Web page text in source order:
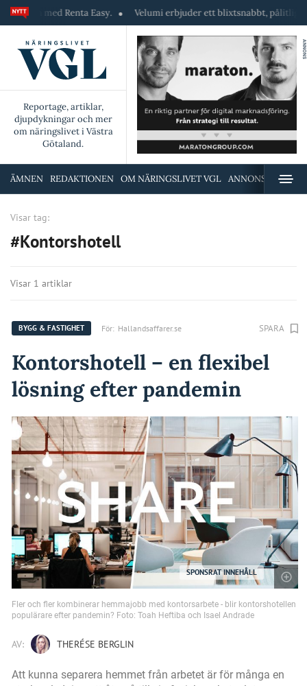
med Renta Easy. Velumi erbjuder ett blixtsnabbt, pålitligt &
Reportage, artiklar,
djupdykningar och mer
om näringslivet i Västra
Götaland.
ANNONS
ÄMNEN REDAKTIONEN OM NÄRINGSLIVET VGL ANNONSERA
Visar tag:
#Kontorshotell
Visar 1 artiklar
BYGG & FASTIGHET För: Hallandsaffarer.se SPARA
Kontorshotell – en flexibel
lösning efter pandemin
SPONSRAT INNEHÅLL
Fler och fler kombinerar hemmajobb med kontorsarbete - blir kontorshotellen
populärare efter pandemin? Foto: Toah Heftiba och Isael Andrade
AV: THERÉSE BERGLIN
Att kunna separera hemmet från arbetet är för många en